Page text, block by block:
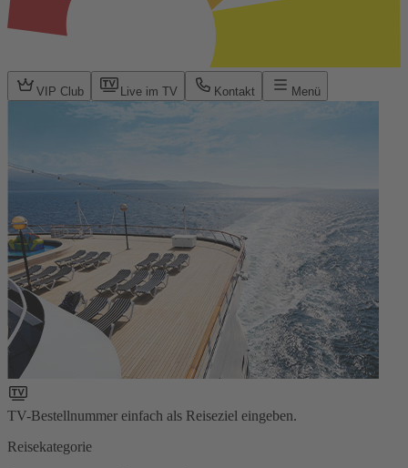
VIP Club Live im TV Kontakt Menü
TV-Bestellnummer einfach als Reiseziel eingeben.
Reisekategorie